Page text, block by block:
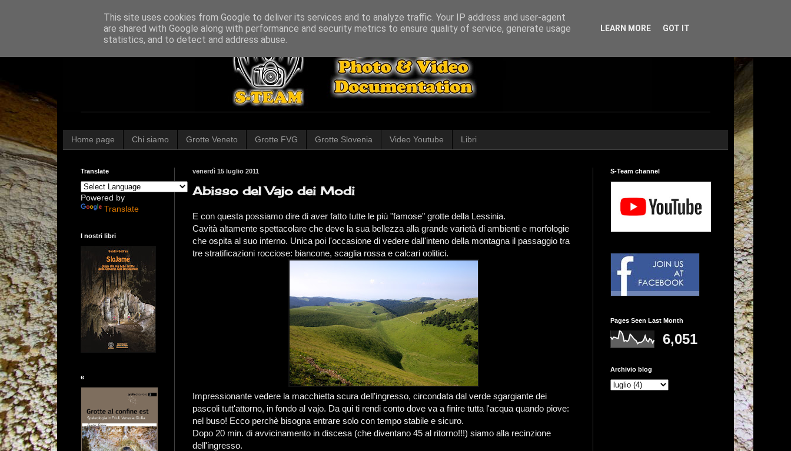
Home page Chi siamo Grotte Veneto Grotte FVG Grotte Slovenia Video Youtube Libri
venerdì 15 luglio 2011
Abisso del Vajo dei Modi
E con questa possiamo dire di aver fatto tutte le più "famose" grotte della Lessinia.
Cavità altamente spettacolare che deve la sua bellezza alla grande varietà di ambienti e morfologie
che ospita al suo interno. Unica poi l'occasione di vedere dall'inteno della montagna il passaggio tra
tre stratificazioni rocciose: biancone, scaglia rossa e calcari oolitici.
Impressionante vedere la macchietta scura dell'ingresso, circondata dal verde sgargiante dei
pascoli tutt'attorno, in fondo al vajo. Da qui ti rendi conto dove va a finire tutta l'acqua quando piove:
nel buso! Ecco perchè bisogna entrare solo con tempo stabile e sicuro.
Dopo 20 min. di avvicinamento in discesa (che diventano 45 al ritorno!!!) siamo alla recinzione
dell'ingresso.
Translate
Powered by
Translate
I nostri libri
e
S-Team channel
Pages Seen Last Month
6,051
Archivio blog
This site uses cookies from Google to deliver its services and to analyze traffic. Your IP address and user-agent
are shared with Google along with performance and security metrics to ensure quality of service, generate usage
statistics, and to detect and address abuse.
LEARN MORE GOT IT